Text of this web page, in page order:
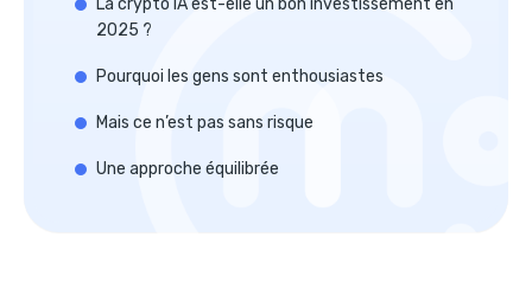
La crypto IA est-elle un bon investissement en
2025 ?
Pourquoi les gens sont enthousiastes
Mais ce n’est pas sans risque
Une approche équilibrée